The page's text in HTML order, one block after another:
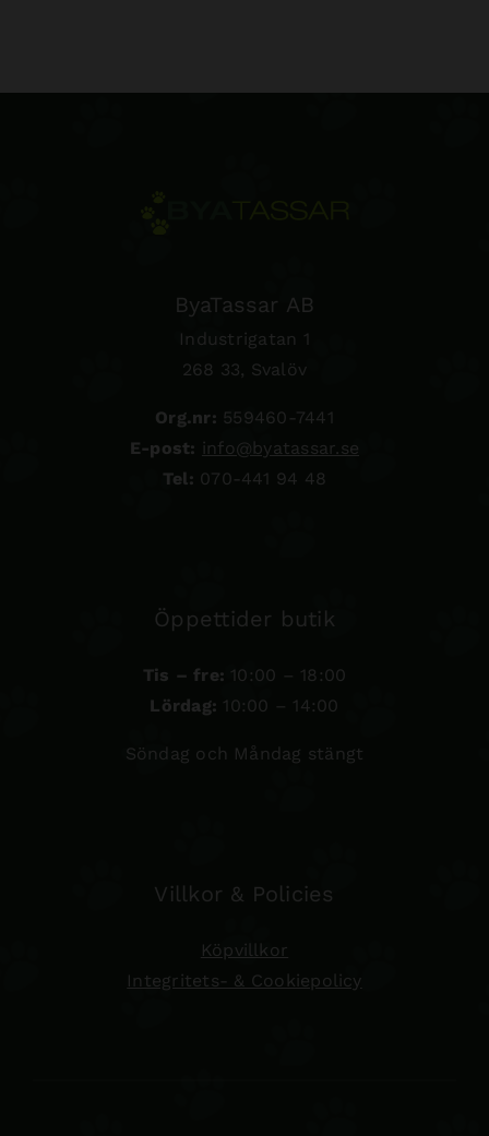
ByaTassar AB
Industrigatan 1
268 33, Svalöv
Org.nr: 559460-7441
E-post: info@byatassar.se
Tel: 070-441 94 48
Öppettider butik
Tis – fre: 10:00 – 18:00
Lördag: 10:00 – 14:00
Söndag och Måndag stängt
Villkor & Policies
Köpvillkor
Integritets- & Cookiepolicy